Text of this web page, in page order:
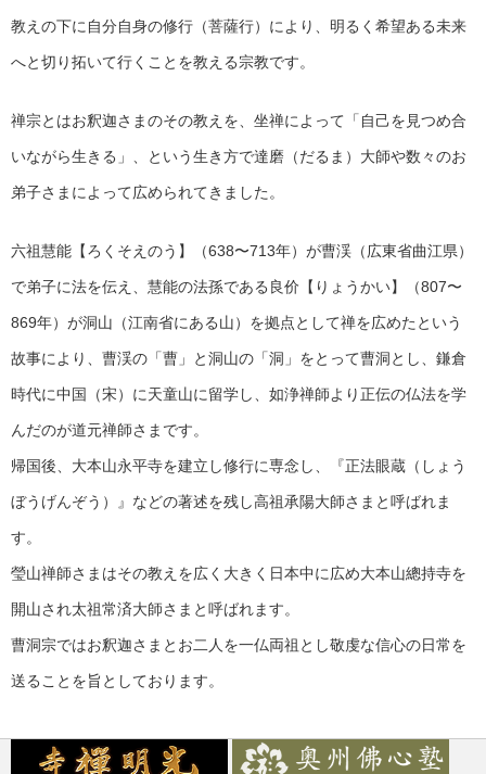
教えの下に自分自身の修行（菩薩行）により、明るく希望ある未来
へと切り拓いて行くことを教える宗教です。
禅宗とはお釈迦さまのその教えを、坐禅によって「自己を見つめ合
いながら生きる」、という生き方で達磨（だるま）大師や数々のお
弟子さまによって広められてきました。
六祖慧能【ろくそえのう】（638〜713年）が曹渓（広東省曲江県）
で弟子に法を伝え、慧能の法孫である良价【りょうかい】（807〜
869年）が洞山（江南省にある山）を拠点として禅を広めたという
故事により、曹渓の「曹」と洞山の「洞」をとって曹洞とし、鎌倉
時代に中国（宋）に天童山に留学し、如浄禅師より正伝の仏法を学
んだのが道元禅師さまです。
帰国後、大本山永平寺を建立し修行に専念し、『正法眼蔵（しょう
ぼうげんぞう）』などの著述を残し高祖承陽大師さまと呼ばれま
す。
瑩山禅師さまはその教えを広く大きく日本中に広め大本山總持寺を
開山され太祖常済大師さまと呼ばれます。
曹洞宗ではお釈迦さまとお二人を一仏両祖とし敬虔な信心の日常を
送ることを旨としております。